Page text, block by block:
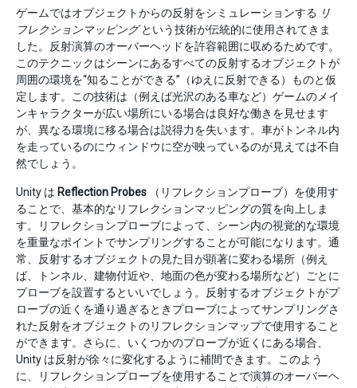
ゲームではオブジェクトからの反射をシミュレーションする リ
フレクションマッピングという技術が伝統的に使用されてきま
した。反射演算のオーバーヘッドを許容範囲に収めるためです。
このテクニックはシーンにあるすべての反射するオブジェクトが
周囲の環境を“知ることができる”（ゆえに反射できる）ものと仮
定します。この技術は（例えば光沢のある車など）ゲームのメイ
ンキャラクターが広い場所にいる場合は良好な働きを見せます
が、異なる環境に移る場合は説得力を失います。車がトンネル内
を走っているのにウィンドウに空が映っているのが見えては不自
然でしょう。
Unity は Reflection Probes （リフレクションプローブ）を使用す
ることで、基本的なリフレクションマッピングの質を向上しま
す。リフレクションプローブによって、シーン内の視覚的な環境
を重量なポイントでサンプリングすることが可能になります。通
常、反射するオブジェクトの見た目が顕著に変わる場所（例え
ば、トンネル、建物付近や、地面の色が変わる場所など）ごとに
プローブを設置するといいでしょう。反射するオブジェクトがプ
ローブの近くを通り過ぎるときプローブによってサンプリングさ
れた反射をオブジェクトのリフレクションマップで使用すること
ができます。さらに、いくつかのプローブが近くにある場合、
Unity は反射が徐々に変化するように補間できます。このよう
に、リフレクションプローブを使用することで演算のオーバーヘ